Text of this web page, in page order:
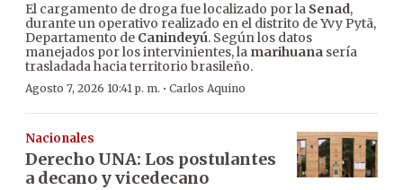
El cargamento de droga fue localizado por la Senad,
durante un operativo realizado en el distrito de Yvy Pytã,
Departamento de Canindeyú. Según los datos
manejados por los intervinientes, la marihuana sería
trasladada hacia territorio brasileño.
Agosto 7, 2026 10:41 p. m. · Carlos Aquino
Nacionales
Derecho UNA: Los postulantes
a decano y vicedecano